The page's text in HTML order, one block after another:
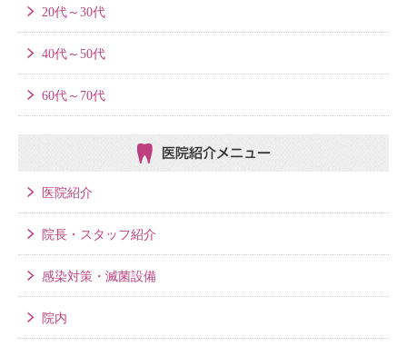
20代～30代
40代～50代
60代～70代
医院紹介メニュー
医院紹介
院長・スタッフ紹介
感染対策・滅菌設備
院内